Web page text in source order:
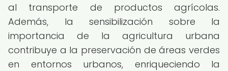
al transporte de productos agrícolas.
Además, la sensibilización sobre la
importancia de la agricultura urbana
contribuye a la preservación de áreas verdes
en entornos urbanos, enriqueciendo la